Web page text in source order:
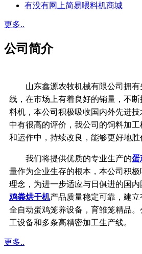
有没有网上简易喂料机商城
更多..
公司简介
山东鑫源农牧机械有限公司拥有
线，在市场上有着良好的销量，不
料机，本公司积极吸收国内外先进
中有很高的评价，我公司的饲料加
和运作中，持续改良，能够更好地胜
我们将提供优质的专业生产的蛋
量作为企业生存的根本， 本公司积
理念， 为进一步适应与日俱进的国内
鸡粪烘干机产品质量稳定可靠， 建立
全自动蛋鸡笼养设备，育雏笼精品
工设备和多条高精密加工生产线。
更多..